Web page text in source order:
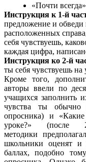
«Почти
Инструкция к 1-й
предложение и
расположенных
себя чувствуешь,
каждая цифра,
Инструкция ко 2-й
ты себя чувствуешь
Кроме того,
авторы ввели по
учащихся заполнить
чувства ты обычно
опросника) и
уроке?» (после
методики
школьники оценят и
баллах, подобно